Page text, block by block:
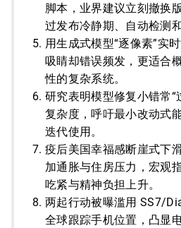
脚本，业界建议立刻撤换
过发布冷静期、自动检测
用生成式模型“逐像素”实
吸睛却错误频发，更适合
性的复杂系统。
研究表明模型修复小错常“
复杂度，呼吁最小改动式
迭代使用。
疫后美国幸福感断崖式下
加通胀与住房压力，宏观
吃紧与精神负担上升。
两起行动被曝滥用 SS7/
全球跟踪手机位置，凸显